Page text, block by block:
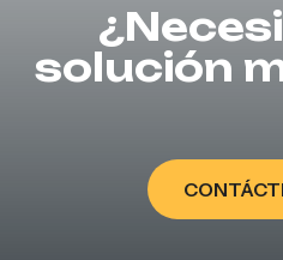
solución